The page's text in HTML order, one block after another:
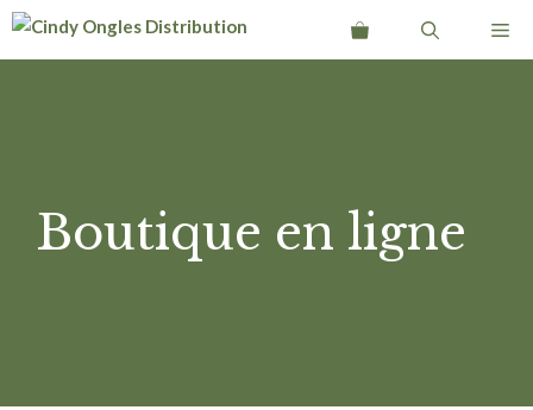
Aller
Boutique en ligne